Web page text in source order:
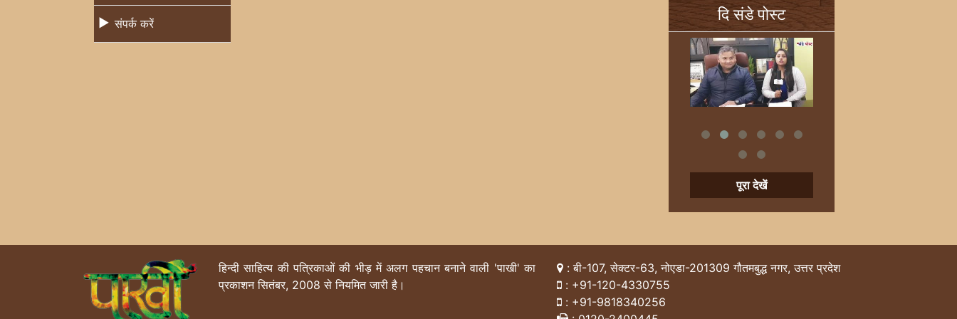
संपर्क करें
दि संडे पोस्ट
पूरा देखें
हिन्दी साहित्य की पत्रिकाओं की भीड़ में अलग पहचान बनाने वाली 'पाखी' का
प्रकाशन सितंबर, 2008 से नियमित जारी है।
: बी-107, सेक्टर-63, नोएडा-201309 गौतमबुद्ध नगर, उत्तर प्रदेश
: +91-120-4330755
: +91-9818340256